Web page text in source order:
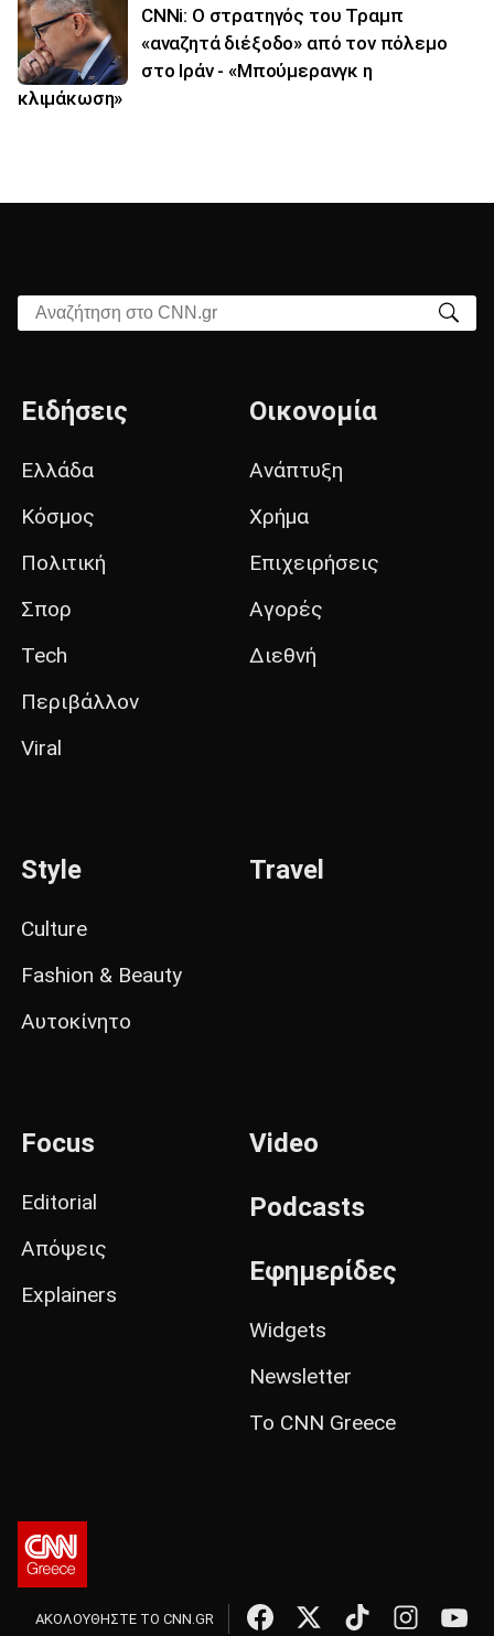
CNNi: Ο στρατηγός του Τραμπ
«αναζητά διέξοδο» από τον πόλεμο
στο Ιράν - «Μπούμερανγκ η
κλιμάκωση»
Αναζήτηση στο CNN.gr
Ειδήσεις
Ελλάδα
Κόσμος
Πολιτική
Σπορ
Tech
Περιβάλλον
Viral
Οικονομία
Ανάπτυξη
Χρήμα
Επιχειρήσεις
Αγορές
Διεθνή
Style
Culture
Fashion & Beauty
Αυτοκίνητο
Travel
Focus
Editorial
Απόψεις
Explainers
Video
Podcasts
Εφημερίδες
Widgets
Newsletter
Το CNN Greece
ΑΚΟΛΟΥΘΗΣΤΕ ΤΟ CNN.GR